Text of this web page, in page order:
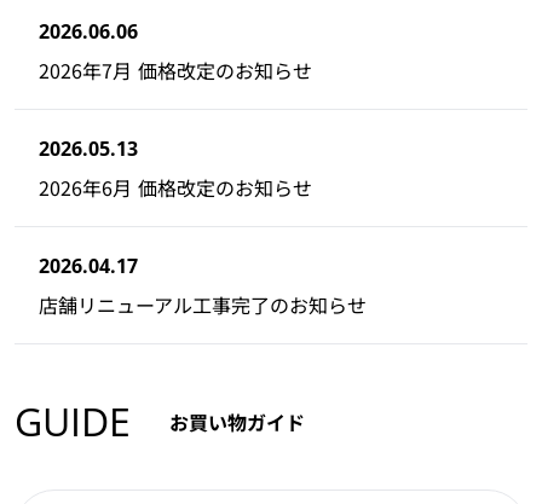
2026.06.06
2026年7月 価格改定のお知らせ
2026.05.13
2026年6月 価格改定のお知らせ
2026.04.17
店舗リニューアル工事完了のお知らせ
GUIDE お買い物ガイド